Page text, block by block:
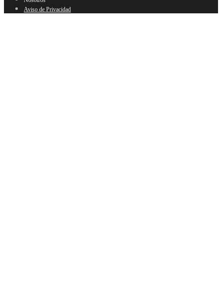
Aviso de Privacidad